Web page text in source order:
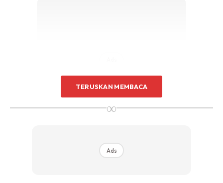
TERUSKAN MEMBACA
∞
Ads